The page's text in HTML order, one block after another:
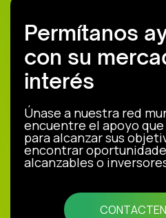
Permítanos
con su
interés
Únase a nuestra red
encuentre el apoyo
para alcanzar sus
encontrar
alcanzables o